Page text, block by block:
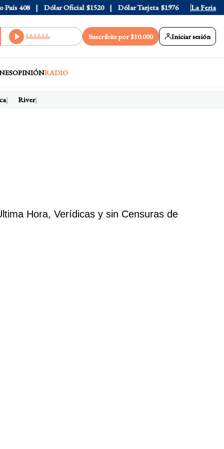
408 Dólar Oficial $1520 Dólar Tarjeta $1976 Dólar Blue
La Feria
Suscribite por $10.000 Iniciar sesión
OPINIÓNRADIO
River
Hora, Verídicas y sin Censuras de